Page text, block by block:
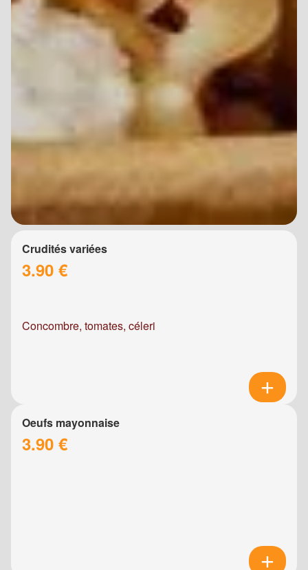
Crudités variées
3.90 €
Concombre, tomates, céleri
Oeufs mayonnaise
3.90 €